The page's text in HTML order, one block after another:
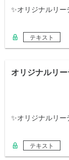
✨オリジナルリ
テキスト
オリジナルリ
✨オリジナルリ
テキスト